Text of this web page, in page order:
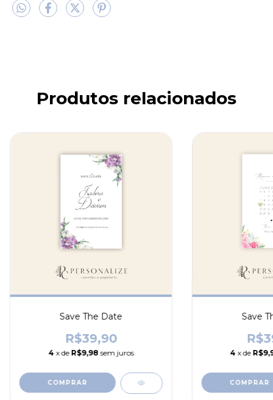
Produtos relacionados
Save The Date
R$39,90
4 x de R$9,98 sem juros
Save
4 x de